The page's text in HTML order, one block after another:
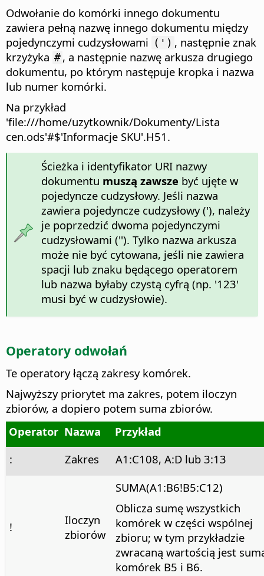
Odwołanie do komórki innego dokumentu
zawiera pełną nazwę innego dokumentu między
pojedynczymi cudzysłowami (') , następnie znak
krzyżyka #, a następnie nazwę arkusza drugiego
dokumentu, po którym następuje kropka i nazwa
lub numer komórki.
Na przykład
'file:///home/uzytkownik/Dokumenty/Lista
cen.ods'#$'Informacje SKU'.H51 .
Ścieżka i identyfikator URI nazwy
dokumentu muszą zawsze być ujęte w
pojedyncze cudzysłowy. Jeśli nazwa
zawiera pojedyncze cudzysłowy ('), należy
je poprzedzić dwoma pojedynczymi
cudzysłowami (''). Tylko nazwa arkusza
może nie być cytowana, jeśli nie zawiera
spacji lub znaku będącego operatorem
lub nazwa byłaby czystą cyfrą (np. '123'
musi być w cudzysłowie).
Operatory odwołań
Te operatory łączą zakresy komórek.
Najwyższy priorytet ma zakres, potem iloczyn
zbiorów, a dopiero potem suma zbiorów.
Operator Nazwa
Przykład
:
Zakres A1:C108, A:D lub 3:13
!
Iloczyn
zbiorów
SUMA(A1:B6!B5:C12)
Oblicza sumę wszystkich
komórek w części wspólnej
zbioru; w tym przykładzie
zwracaną wartością jest
komórek B5 i B6.